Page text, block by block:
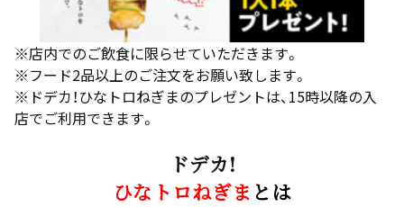
※店内でのご飲食に限らせていただきます。
※フード2品以上のご注文をお願い致します。
※ドデカ！ひなトロねぎまのプレゼントは、15時以降の入
店でご利用できます。
ドデカ!
ひなトロねぎま とは